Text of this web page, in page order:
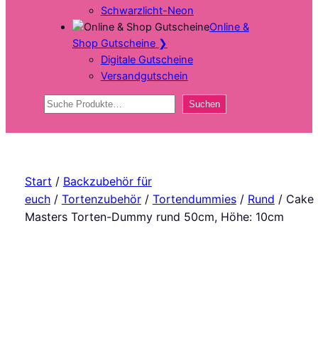
Schwarzlicht-Neon
Online &
Shop Gutscheine ❯
Digitale Gutscheine
Versandgutschein
Suchen Suchen
Start / Backzubehör für
euch/ Tortenzubehör/ Tortendummies/ Rund / Cake
Masters Torten-Dummy rund 50cm, Höhe: 10cm